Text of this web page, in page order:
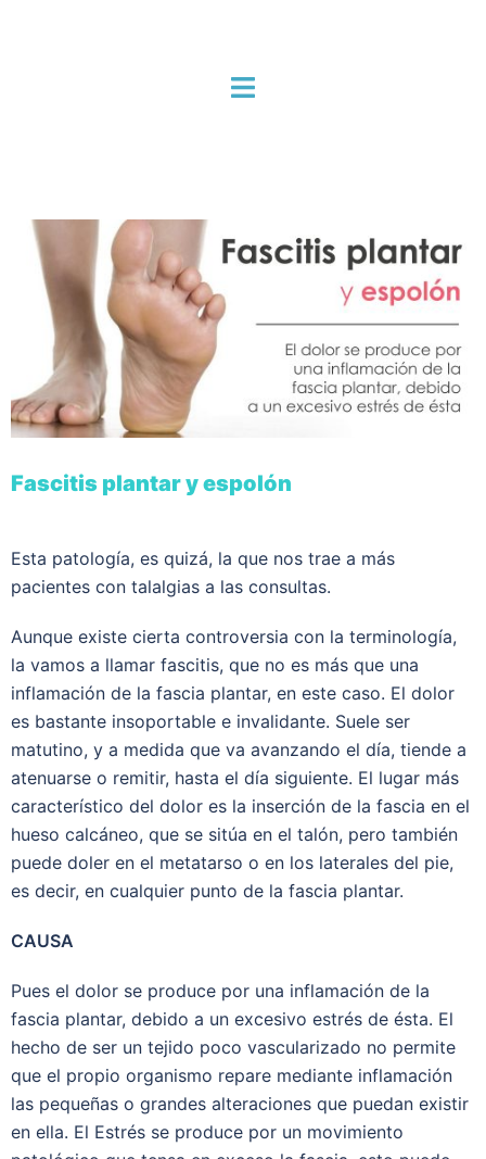
Fascitis plantar y espolón
Esta patología, es quizá, la que nos trae a más
pacientes con talalgias a las consultas.
Aunque existe cierta controversia con la terminología,
la vamos a llamar fascitis, que no es más que una
inflamación de la fascia plantar, en este caso. El dolor
es bastante insoportable e invalidante. Suele ser
matutino, y a medida que va avanzando el día, tiende a
atenuarse o remitir, hasta el día siguiente. El lugar más
característico del dolor es la inserción de la fascia en el
hueso calcáneo, que se sitúa en el talón, pero también
puede doler en el metatarso o en los laterales del pie,
es decir, en cualquier punto de la fascia plantar.
CAUSA
Pues el dolor se produce por una inflamación de la
fascia plantar, debido a un excesivo estrés de ésta. El
hecho de ser un tejido poco vascularizado no permite
que el propio organismo repare mediante inflamación
las pequeñas o grandes alteraciones que puedan existir
en ella. El Estrés se produce por un movimiento